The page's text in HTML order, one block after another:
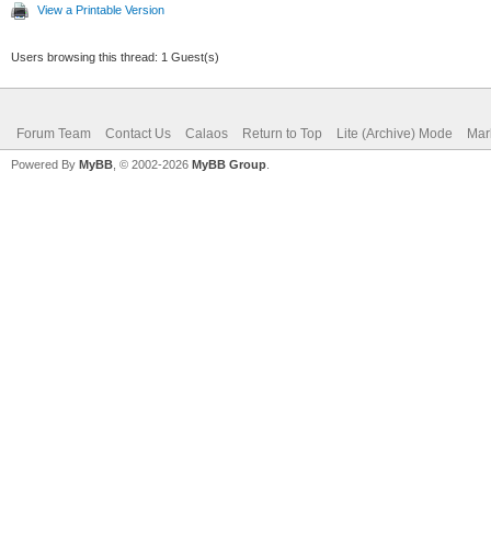
View a Printable Version
Users browsing this thread: 1 Guest(s)
Forum Team Contact Us Calaos Return to Top Lite (Archive) Mode
Powered By MyBB , © 2002-2026 MyBB Group